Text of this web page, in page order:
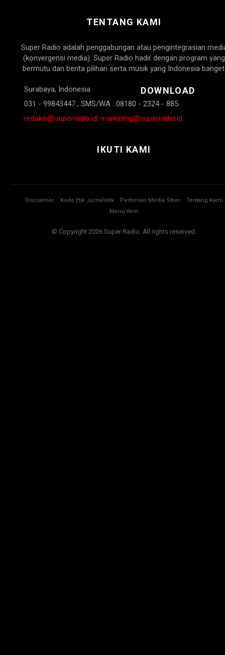
TENTANG KAMI
Super Radio adalah penggabungan atau pengintegrasian
(konvergensi media). Super Radio hadir dengan program yang
bermutu dan berita pilihan serta musik yang Indonesia
Surabaya, Indonesia
031 - 99843447 , SMS/WA : 08180 - 2324 - 885
redaksi@superradio.id, marketing@superradio.id
DOWNLOAD
IKUTI KAMI
Disclaimer Kode Etik Jurnalistik Pedoman Media Siber
Tentang Kami
Menu Item
© Copyright 2026 Super Radio. All rights reserved.